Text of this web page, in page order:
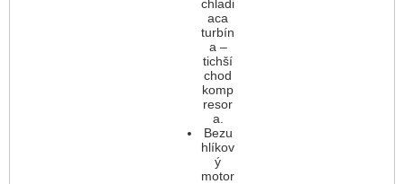
chladi
aca
turbín
a –
tichší
chod
komp
resor
a.
Bezu
hlíkov
ý
motor